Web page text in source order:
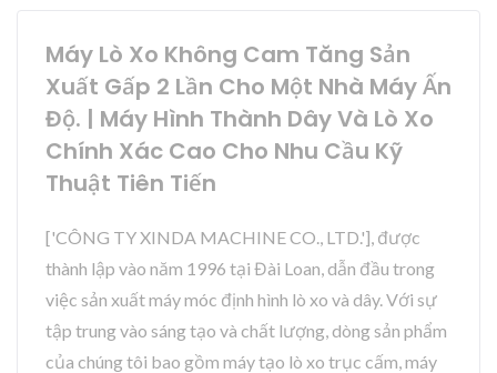
Máy Lò Xo Không Cam Tăng Sản
Xuất Gấp 2 Lần Cho Một Nhà Máy Ấn
Độ. | Máy Hình Thành Dây Và Lò Xo
Chính Xác Cao Cho Nhu Cầu Kỹ
Thuật Tiên Tiến
['CÔNG TY XINDA MACHINE CO., LTD.'], được
thành lập vào năm 1996 tại Đài Loan, dẫn đầu trong
việc sản xuất máy móc định hình lò xo và dây. Với sự
tập trung vào sáng tạo và chất lượng, dòng sản phẩm
của chúng tôi bao gồm máy tạo lò xo trục cấm, máy